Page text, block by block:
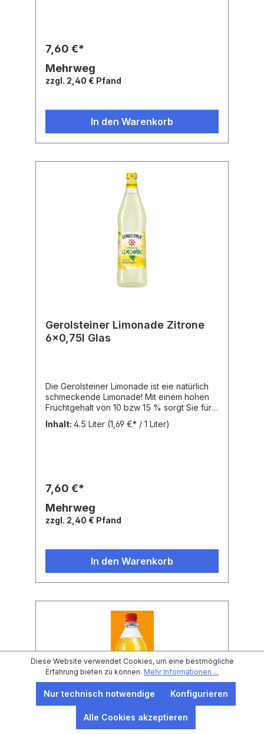
(5,5%), Zitronensaft aus
Zitronensaftkonzentrat (4,5%),
Kohlensäure, natürliches Orangenaroma,
Vitamin C, Stabilisatoren Pektin und
7,60 €*
Mehrweg
zzgl. 2,40 € Pfand
In den Warenkorb
Gerolsteiner Limonade Zitrone
6x0,75l Glas
Die Gerolsteiner Limonade ist eie natürlich
schmeckende Limonade! Mit einem hohen
Fruchtgehalt von 10 bzw 15 % sorgt Sie für
den fruchtigen Geschmack und Erfrischung.
Nährwertangaben: Brennwert: 179 kJ, Fett:
Zuckerrohr), Kohlensäure, Vitamin C,
natürliches Citrusaroma mit anderen
natürlichen Aromen, Stabilisatoren Pektin
und Johannisbrotkernmehl
Inhalt: 4.5 Liter (1,69 €* / 1 Liter)
7,60 €*
Mehrweg
zzgl. 2,40 € Pfand
In den Warenkorb
Diese Website verwendet Cookies, um eine bestmögliche
Erfahrung bieten zu können. Mehr Informationen ...
Nur technisch notwendige Konfigurieren
Alle Cookies akzeptieren